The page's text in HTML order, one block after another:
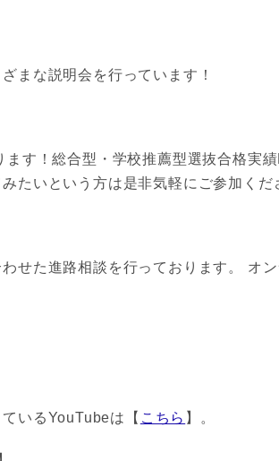
まな説明会を行っています！
す！総合型・学校推薦型選抜合格実績
たいという方は是非気軽にご参加くだ
せた進路相談を行っております。 オン
いるYouTubeは【 こちら 】。